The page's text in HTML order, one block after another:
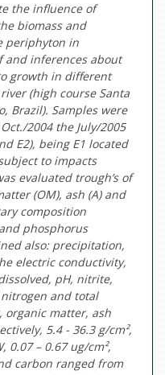
the influence of
biomass and
periphyton in
and inferences about
growth in different
(high course Santa
Brazil). Samples were
2004 the July/2005
E2), being E1 located
to impacts
evaluated trough’s of
(OM), ash (A) and
composition
phosphorus
also: precipitation,
electric conductivity,
pH, nitrite,
and total
organic matter, ash
5.4 - 36.3 g/cm²,
0.07 – 0.67 ug/cm²,
carbon ranged from